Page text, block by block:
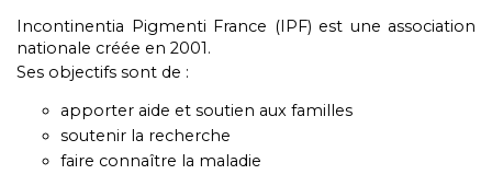
Incontinentia Pigmenti France (IPF) est une association
nationale créée en 2001.
Ses objectifs sont de :
apporter aide et soutien aux familles
soutenir la recherche
faire connaître la maladie